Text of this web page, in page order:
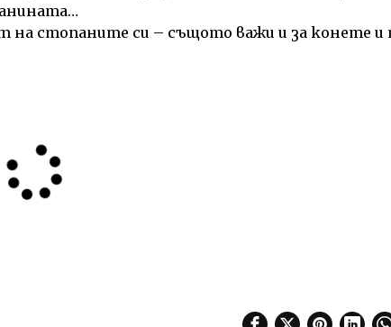
на стопаните си – същото важи и за конете и